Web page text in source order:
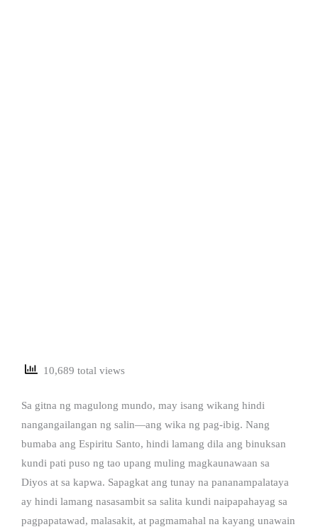
10,689 total views
Sa gitna ng magulong mundo, may isang wikang hindi
nangangailangan ng salin—ang wika ng pag-ibig. Nang
bumaba ang Espiritu Santo, hindi lamang dila ang binuksan
kundi pati puso ng tao upang muling magkaunawaan sa
Diyos at sa kapwa. Sapagkat ang tunay na pananampalataya
ay hindi lamang nasasambit sa salita kundi naipapahayag sa
pagpapatawad, malasakit, at pagmamahal na kayang unawain